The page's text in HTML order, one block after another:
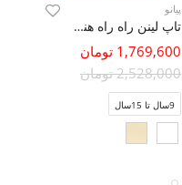
پیانو
تاپ لینن راه راه هندی پهلو چاک دار
1,769,600 تومان
2,528,000 تومان
9سال تا 15سال